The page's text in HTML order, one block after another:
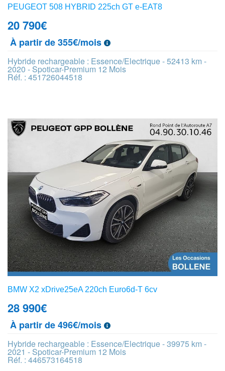
PEUGEOT 508 HYBRID 225ch GT e-EAT8
20 790€
À partir de 355€/mois
Hybride rechargeable : Essence/Electrique - 52413 km -
2020 - Spoticar-Premium 12 Mois
Réf. : 451726044518
BMW X2 xDrive25eA 220ch Euro6d-T 6cv
28 990€
À partir de 496€/mois
Hybride rechargeable : Essence/Electrique - 39975 km -
2021 - Spoticar-Premium 12 Mois
Réf. : 446573164518